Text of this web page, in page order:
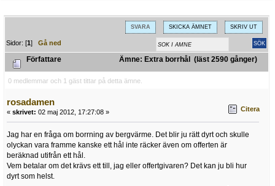
SVARA SKICKA ÄMNET SKRIV UT
Sidor: [1]Gå ned
Författare Ämne: Extra borrhål (läst 2590 gånger)
0 medlemmar och 1 gäst tittar på detta ämne.
rosadamen
« skrivet: 02 maj 2012, 17:27:08 » Citera
Jag har en fråga om borrning av bergvärme. Det blir ju rätt dyrt och skulle
olyckan vara framme kanske ett hål inte räcker även om offerten är
beräknad utifrån ett hål.
Vem betalar om det krävs ett till, jag eller offertgivaren? Det kan ju bli hur
dyrt som helst.